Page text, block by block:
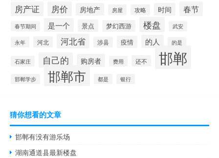
房产证 房价 房地产 房屋 攻略 时间 春节
春节期间 是一个 景点 梦幻西游 楼盘 武安
永年 河北 河北省 涉县 疫情 的人 的是
石家庄 自己的 购房者 费用 还不 邯郸
邯郸学步 邯郸市 都是 银行
猜你想看的文章
邯郸有没有游乐场
湖南通道县最新楼盘